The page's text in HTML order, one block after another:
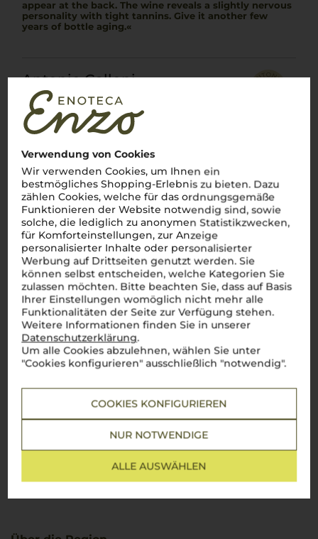
Verwendung von Cookies
Wir verwenden Cookies, um Ihnen ein
bestmögliches Shopping-Erlebnis zu bieten. Dazu
zählen Cookies, welche für das ordnungsgemäße
Funktionieren der Website notwendig sind, sowie
solche, die lediglich zu anonymen Statistikzwecken,
für Komforteinstellungen, zur Anzeige
personalisierter Inhalte oder personalisierter
Werbung auf Drittseiten genutzt werden. Sie
können selbst entscheiden, welche Kategorien Sie
zulassen möchten. Bitte beachten Sie, dass auf Basis
Ihrer Einstellungen womöglich nicht mehr alle
Funktionalitäten der Seite zur Verfügung stehen.
Weitere Informationen finden Sie in unserer
Datenschutzerklärung.
Um alle Cookies abzulehnen, wählen Sie unter
"Cookies konfigurieren" ausschließlich "notwendig".
COOKIES KONFIGURIEREN
NUR NOTWENDIGE
ALLE AUSWÄHLEN
appear at the back. The wine reveals a slightly nervous
personality with tight tannins. Give it another few
years of bottle aging.
Antonio Galloni
für den Jahrgang 2013
James Suckling
91 Punkte
für den Jahrgang 2013
Kundenbewertungen (0)
Es ist noch keine
Kundenbewertung vorhanden.
JETZT BEWERTEN